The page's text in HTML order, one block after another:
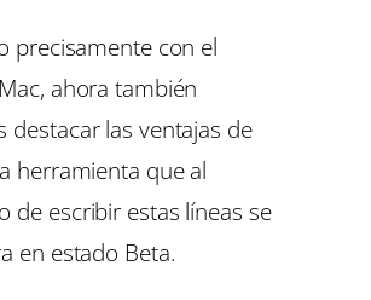
precisamente con el
ahora también
destacar las ventajas de
herramienta que al
de escribir estas líneas se
en estado Beta.